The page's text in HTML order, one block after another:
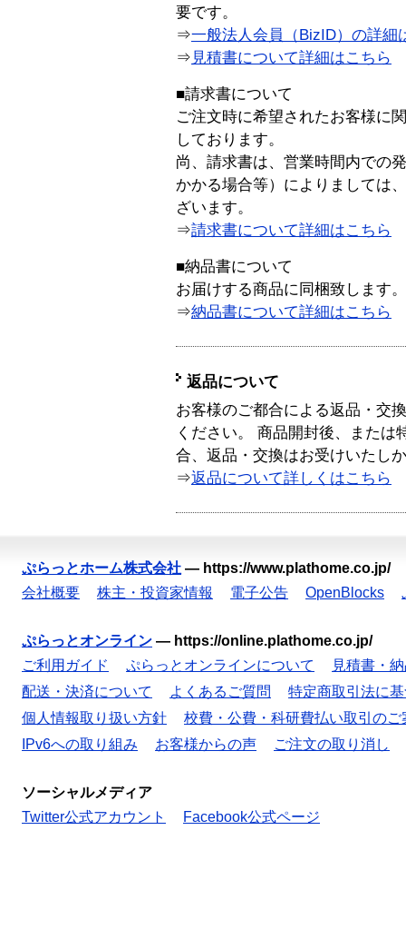
要です。
⇒一般法人会員（BizID）の詳細
⇒ 見積書について詳細はこちら
■請求書について
ご注文時に希望されたお客様に
しております。
尚、請求書は、営業時間内での
かかる場合等）によりましては
ざいます。
⇒請求書について詳細はこちら
■納品書について
お届けする商品に同梱致します。
⇒納品書について詳細はこちら
返品について
お客様のご都合による返品・交
ください。 商品開封後、または
合、返品・交換はお受けいたし
⇒返品について詳しくはこちら
ぷらっとホーム株式会社 — https://www.plathome.co.jp/
会社概要
株主・投資家情報 電子公告 OpenBlocks
ぷらっとオンライン — https://online.plathome.co.jp/
ご利用ガイド
ぷらっとオンラインについて
見積書・
配送・決済について
よくあるご質問
特定商取引法に
個人情報取り扱い方針
校費・公費・科研費払い取引のご
IPv6への取り組み
お客様からの声 ご注文の取り消し
ソーシャルメディア
Twitter公式アカウント
Facebook公式ページ